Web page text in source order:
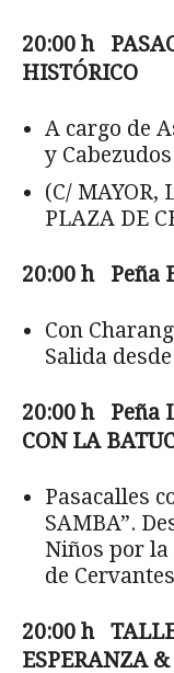
20:00 h
HISTÓRICO
A cargo de
y
(C/ MAYOR,
PLAZA DE
20:00 h Peña
Con
Salida
20:00 h Peña
CON LA
Pasacalles
SAMBA”.
Niños por la
de Cervantes
20:00 h
ESPERANZA